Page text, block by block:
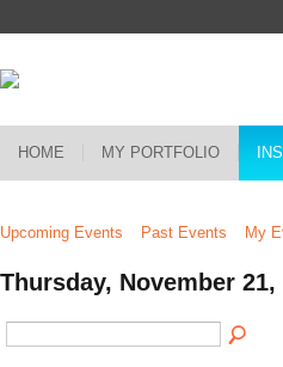
HOME MY PORTFOLIO
Upcoming Events Past Events My
Thursday, November 21,